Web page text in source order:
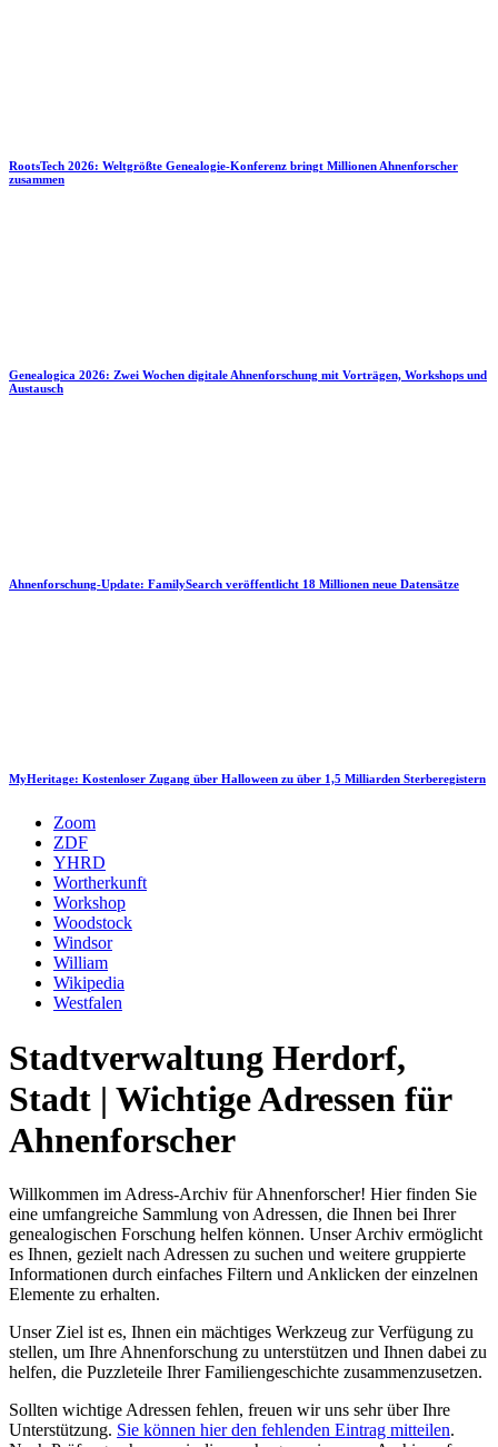
RootsTech 2026: Weltgrößte Genealogie-Konferenz bringt Millionen Ahnenforscher
zusammen
Genealogica 2026: Zwei Wochen digitale Ahnenforschung mit Vorträgen, Workshops und
Austausch
Ahnenforschung-Update: FamilySearch veröffentlicht 18 Millionen neue Datensätze
MyHeritage: Kostenloser Zugang über Halloween zu über 1,5 Milliarden Sterberegistern
Zoom
ZDF
YHRD
Wortherkunft
Workshop
Woodstock
Windsor
William
Wikipedia
Westfalen
Stadtverwaltung Herdorf,
Stadt | Wichtige Adressen für
Ahnenforscher
Willkommen im Adress-Archiv für Ahnenforscher! Hier finden Sie
eine umfangreiche Sammlung von Adressen, die Ihnen bei Ihrer
genealogischen Forschung helfen können. Unser Archiv ermöglicht
es Ihnen, gezielt nach Adressen zu suchen und weitere gruppierte
Informationen durch einfaches Filtern und Anklicken der einzelnen
Elemente zu erhalten.
Unser Ziel ist es, Ihnen ein mächtiges Werkzeug zur Verfügung zu
stellen, um Ihre Ahnenforschung zu unterstützen und Ihnen dabei zu
helfen, die Puzzleteile Ihrer Familiengeschichte zusammenzusetzen.
Sollten wichtige Adressen fehlen, freuen wir uns sehr über Ihre
Unterstützung. Sie können hier den fehlenden Eintrag mitteilen.